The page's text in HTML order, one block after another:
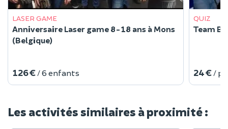
LASER GAME
Anniversaire Laser game 8-18 ans à Mons
(Belgique)
126 € / 6 enfants
QUIZ
Team
24 € /
Les activités similaires à proximité :